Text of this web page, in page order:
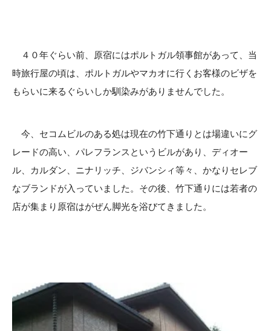
４０年ぐらい前、原宿にはポルトガル領事館があって、当
時旅行屋の頃は、ポルトガルやマカオに行くお客様のビザを
もらいに来るぐらいしか馴染みがありませんでした。
今、セコムビルのある処は現在の竹下通りとは場違いにグ
レードの高い、パレフランスというビルがあり、ディオー
ル、カルダン、ニナリッチ、ジバンシィ等々、かなりセレブ
なブランドが入っていました。その後、竹下通りには若者の
店が集まり原宿はがぜん脚光を浴びてきました。